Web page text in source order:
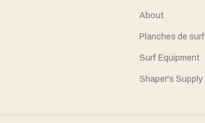
About
Planches de surf
Surf Equipment
Shaper's Supply